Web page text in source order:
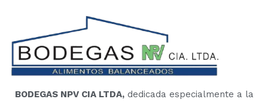
BODEGAS NPV CIA LTDA,dedicada especialmente a la